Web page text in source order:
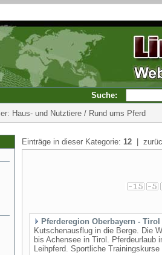
Suche:
Haus- und Nutztiere / Rund ums Pferd
Einträge in dieser Kategorie: 12 |
Pferderegion Oberbayern - Tirol
Kutschenausflug in die Berge. Die
bis Achensee in Tirol. Pferdeurlaub
Leihpferd. Sportliche